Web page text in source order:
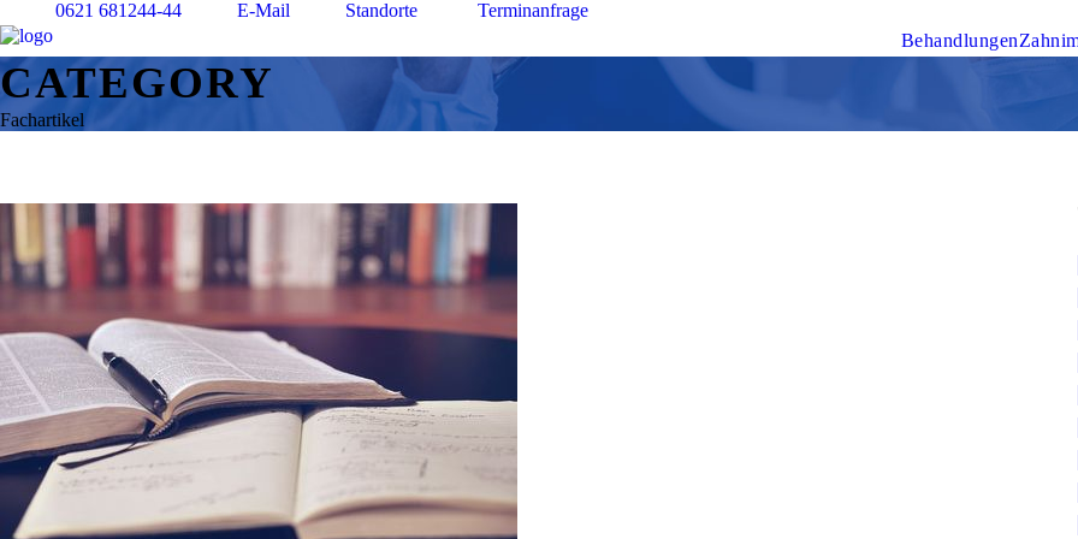
0621 681244-44 E-Mail Standorte Terminanfrage
Behandlungen
CATEGORY
Fachartikel